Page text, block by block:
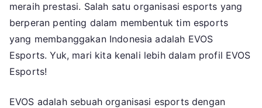
Bangsa
meraih prestasi. Salah satu organisasi esports yang
berperan penting dalam membentuk tim esports
yang membanggakan Indonesia adalah EVOS
Esports. Yuk, mari kita kenali lebih dalam profil EVOS
Esports!
EVOS adalah sebuah organisasi esports dengan